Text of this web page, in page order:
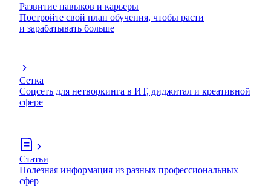
Развитие навыков и карьеры
Постройте свой план обучения, чтобы расти
и зарабатывать больше
Сетка
Соцсеть для нетворкинга в ИТ, диджитал и креативной
сфере
Статьи
Полезная информация из разных профессиональных
сфер